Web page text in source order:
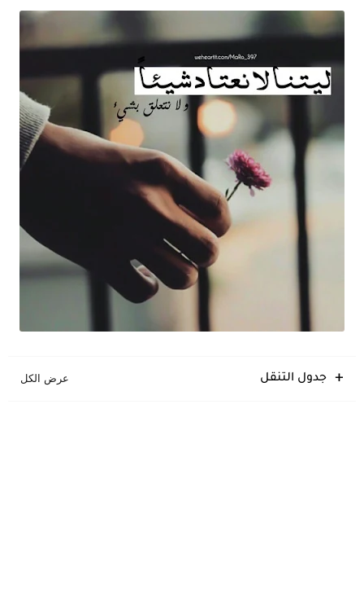
جدول التنقل